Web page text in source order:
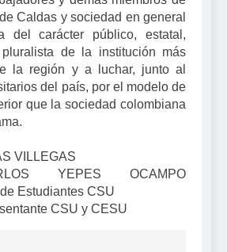
Caldas y sociedad en general
del carácter público, estatal,
de la institución más
la región y a luchar, junto al
del país, por el modelo de
que la sociedad colombiana
VILLEGAS
YEPES OCAMPO
de Estudiantes CSU
CSU y CESU